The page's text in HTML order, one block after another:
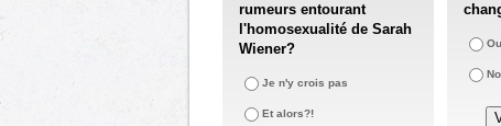
rumeurs entourant
l'homosexualité de Sarah
Wiener?
Je n'y crois pas
Et alors?!